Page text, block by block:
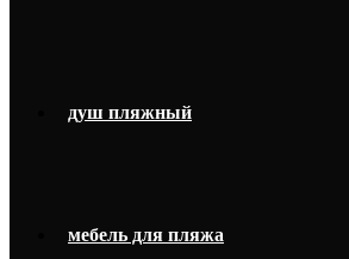
душ пляжный
мебель для пляжа